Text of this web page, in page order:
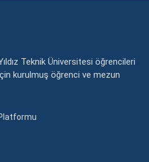
Teknik Üniversitesi öğrencileri
kurulmuş öğrenci ve mezun